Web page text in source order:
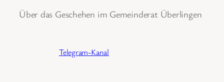
Über das Geschehen im Gemeinderat Überlingen
Telegram-Kanal